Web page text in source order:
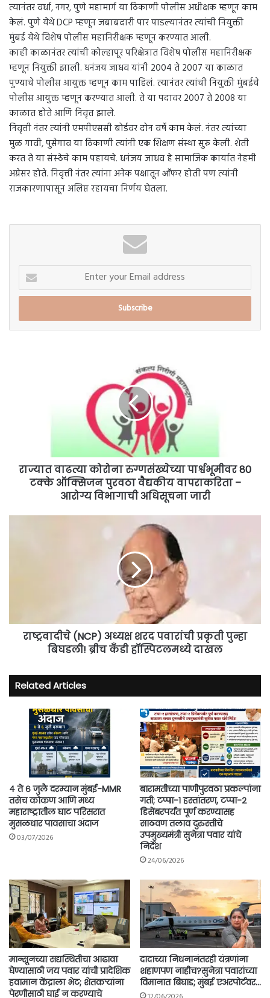
त्यानंतर वर्धा, नगर, पुणे महामार्ग या ठिकाणी पोलीस अधीक्षक म्हणून काम
केलं. पुणे येथे DCP म्हणून जबाबदारी पार पाडल्यानंतर त्यांची नियुक्ती
मुंबई येथे विशेष पोलीस महानिरीक्षक म्हणून करण्यात आली.
काही काळानंतर त्यांची कोल्हापूर परिक्षेत्रात विशेष पोलीस महानिरीक्षक
म्हणून नियुक्ती झाली. धनंजय जाधव यांनी 2004 ते 2007 या काळात
पुण्याचे पोलीस आयुक्त म्हणून काम पाहिलं. त्यानंतर त्यांची नियुक्ती मुंबईचे
पोलीस आयुक्त म्हणून करण्यात आली. ते या पदावर 2007 ते 2008 या
काळात होते आणि निवृत्त झाले.
निवृत्ती नंतर त्यांनी एमपीएससी बोर्डवर दोन वर्षे काम केलं. नंतर त्यांच्या
मुळ गावी, पुसेगाव या ठिकाणी त्यांनी एक शिक्षण संस्था सुरु केली. शेती
करत ते या संस्ठेचे काम पहायचे. धनंजय जाधव हे सामाजिक कार्यात नेहमी
अग्रेसर होते. निवृत्ती नंतर त्यांना अनेक पक्षातून आॕफर होती पण त्यांनी
राजकारणापासून अलिप्त रहायचा निर्णय घेतला.
Enter
your
Email
वैद्यकीय
वापराकरिता
विभागाची
राज्यात वाढत्या कोरोना रुग्णसंख्येच्या पार्श्वभूमीवर 80
टक्के ऑक्सिजन पुरवठा वैद्यकीय वापराकरिता –
आरोग्य विभागाची अधिसूचना जारी
ब्रीच
राष्ट्रवादीचे (NCP) अध्यक्ष शरद पवारांची प्रकृती पुन्हा
बिघडली! ब्रीच कँडी हॉस्पिटलमध्ये दाखल
Related Articles
४ ते ६ जुलै दरम्यान मुंबई-MMR
तसेच कोकण आणि मध्य
महाराष्ट्रातील घाट परिसरात
मुसळधार पावसाचा अंदाज
03/07/2026
बारामतीच्या पाणीपुरवठा प्रकल्पांना
गती; टप्पा-१ हस्तांतरण, टप्पा-२
डिसेंबरपर्यंत पूर्ण करण्यासह
साठवण तलाव दुरुस्तीचे
उपमुख्यमंत्री सुनेत्रा पवार यांचे
निर्देश
24/06/2026
मान्सूनच्या सद्यस्थितीचा आढावा
घेण्यासाठी जय पवार यांची प्रादेशिक
हवामान केंद्राला भेट; शेतकऱ्यांना
पेरणीसाठी घाई न करण्याचे
दादाच्या निधनानंतरही यंत्रणांना
शहाणपण नाहीच?सुनेत्रा पवारांच्या
विमानात बिघाड; मुंबई एअरपोर्टवर…